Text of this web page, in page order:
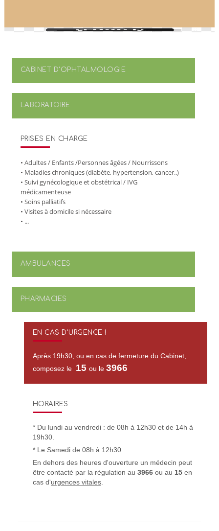
CABINET D'OPHTALMOLOGIE
LABORATOIRE
PRISES EN CHARGE
• Adultes / Enfants /Personnes âgées / Nourrissons
• Maladies chroniques (diabète, hypertension, cancer..)
• Suivi gynécologique et obstétrical / IVG
médicamenteuse
• Soins palliatifs
• Visites à domicile si nécessaire
• ...
AMBULANCES
PHARMACIES
EN CAS D'URGENCE !
Après 19h30, ou en cas de fermeture du Cabinet,
composez le 15 ou le 3966
HORAIRES
* Du lundi au vendredi : de 08h à 12h30 et de 14h à
19h30.
* Le Samedi de 08h à 12h30
En dehors des heures d'ouverture un médecin peut
être contacté par la régulation au 3966ou au 15en
cas d'urgences vitales.